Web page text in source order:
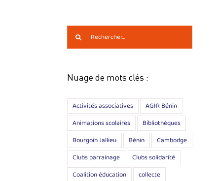
Rechercher:
Nuage de mots clés :
Activités associatives
AGIR Bénin
Animations scolaires
Bibliothèques
Bourgoin Jallieu
Bénin
Cambodge
Clubs parrainage
Clubs solidarité
Coalition éducation
collecte